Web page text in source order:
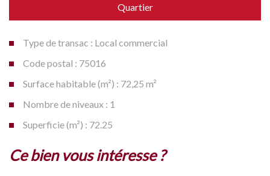
Quartier
Type de transac : Local commercial
Code postal : 75016
Surface habitable (m²) : 72,25 m²
Nombre de niveaux : 1
Superficie (m²) : 72.25
la ville de paris (75016)
ce bien vous intéresse ?